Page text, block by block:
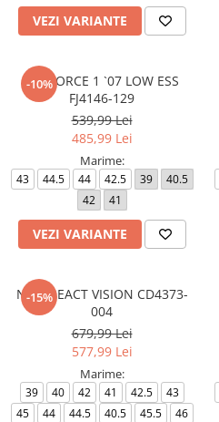
VEZI VARIANTE
-10%
AIR FORCE 1 `07 LOW ESS
FJ4146-129
539,99 Lei
485,99 Lei
Marime:
43 44.5 44 42.5 39
40.5
42
41
VEZI VARIANTE
-15%
NIKE REACT VISION CD4373-
004
679,99 Lei
577,99 Lei
Marime:
39 40 42 41 42.5
43
45
44 44.5 40.5 45.5 46